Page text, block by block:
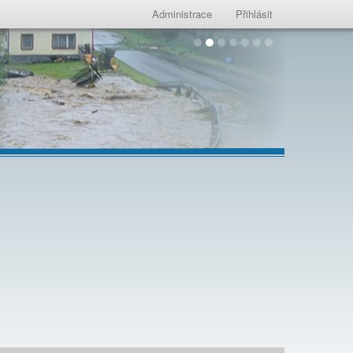
Administrace Přihlásit